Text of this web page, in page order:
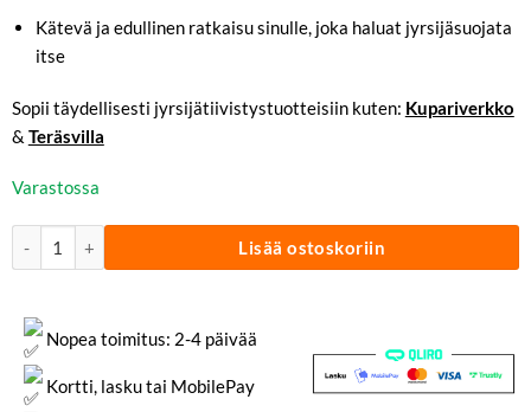
Kätevä ja edullinen ratkaisu sinulle, joka haluat jyrsijäsuojata
itse
Sopii täydellisesti jyrsijätiivistystuotteisiin kuten: Kupariverkko
& Teräsvilla
Varastossa
Paketti | Sakset & Käsineet määräLisää ostoskoriin
Nopea toimitus: 2-4 päivää
Kortti, lasku tai MobilePay